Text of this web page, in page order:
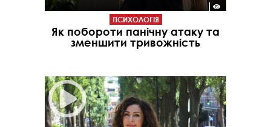
ПСИХОЛОГІЯ
Як побороти панічну атаку та
зменшити тривожність